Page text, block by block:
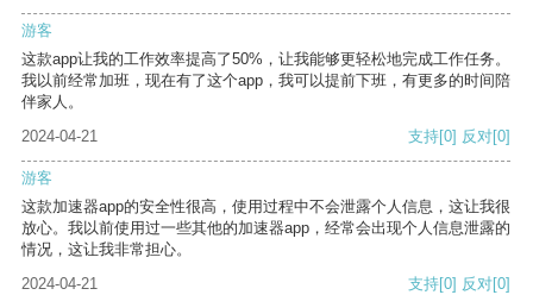
游客
这款app让我的工作效率提高了50%，让我能够更轻松地完成工作任务。
我以前经常加班，现在有了这个app，我可以提前下班，有更多的时间陪
伴家人。
2024-04-21
支持[0] 反对[0]
游客
这款加速器app的安全性很高，使用过程中不会泄露个人信息，这让我很
放心。我以前使用过一些其他的加速器app，经常会出现个人信息泄露的
情况，这让我非常担心。
2024-04-21
支持[0] 反对[0]